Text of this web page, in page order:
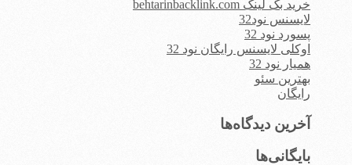
خرید بک لینک behtarinbacklink.com
لایسنس نود32
پسورد نود 32
اوکلی لایسنس رایگان نود 32
همیار نود 32
بهترین سئو
رایگان
آخرین دیدگاه‌ها
بایگانی‌ها